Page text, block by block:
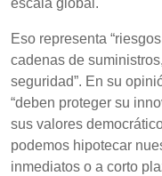
Eso representa
cadenas de
seguridad”. En su
“deben proteger su
sus valores
podemos hipotecar
inmediatos o a corto